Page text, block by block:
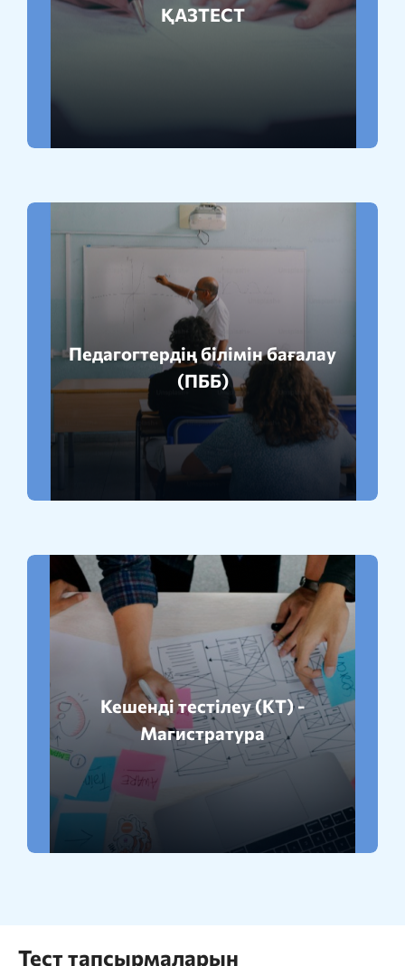
ҚАЗТЕСТ
Толығырақ
Педагогтердің білімін бағалау
(ПББ)
Толығырақ
Кешенді тестілеу (КТ) -
Магистратура
Толығырақ
Тест тапсырмаларын